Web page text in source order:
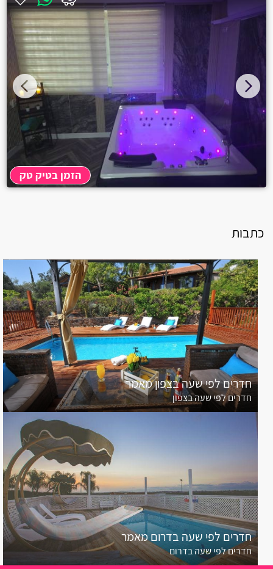
הזמן בטיק טק
כתבות
חדרים לפי שעה בצפון מאמר
חדרים לפי שעה בצפון
חדרים לפי שעה בדרום מאמר
חדרים לפי שעה בדרום